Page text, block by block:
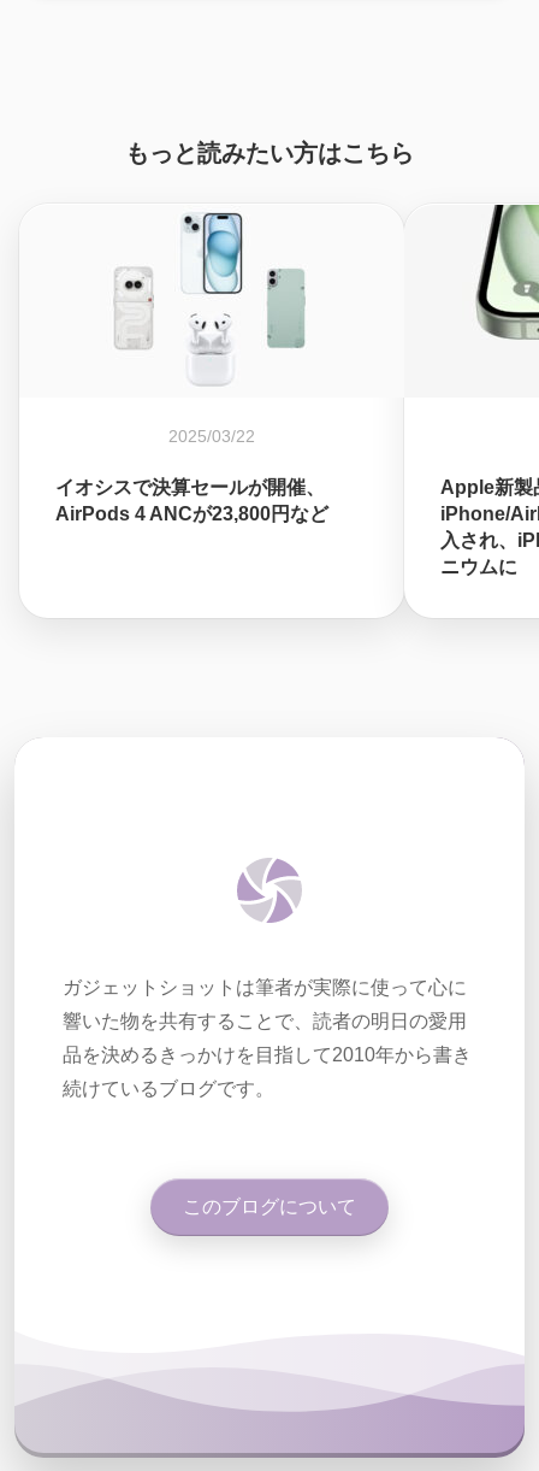
もっと読みたい方はこちら
2025/03/22
イオシスで決算セールが開催、
AirPods 4 ANCが23,800円など
Apple新製
iPhone/
入され、
ニウムに
ガジェットショットは筆者が実際に使って心に
響いた物を共有することで、読者の明日の愛用
品を決めるきっかけを目指して2010年から書き
続けているブログです。
このブログについて